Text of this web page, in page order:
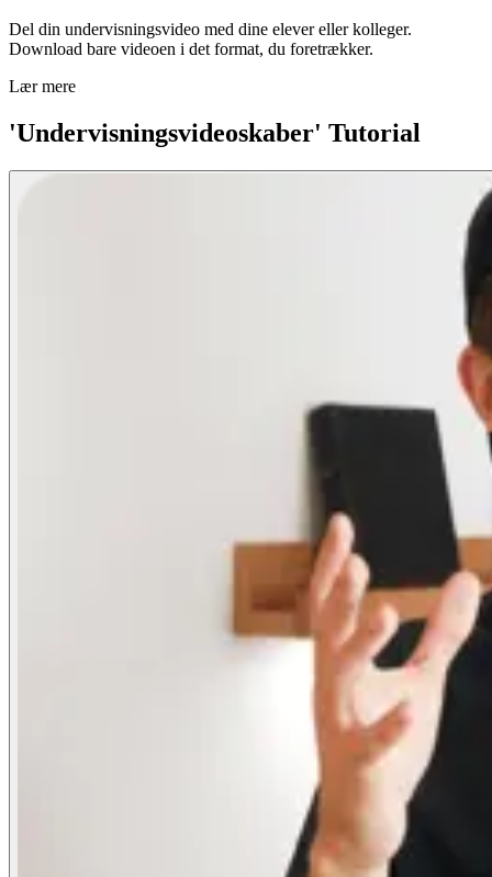
Del din undervisningsvideo med dine elever eller kolleger.
Download bare videoen i det format, du foretrækker.
Lær mere
'Undervisningsvideoskaber' Tutorial